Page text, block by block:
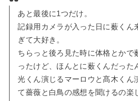
あと最後に1つだけ。
記録用カメラが入った日に薮くん
ぎて大好き。
ちらっと後ろ見た時に体格とかで
ったけど、ほんとに薮くんだった
光くん演じるマーロウと髙木くん
て薔薇と白鳥の感想を聞けるの楽